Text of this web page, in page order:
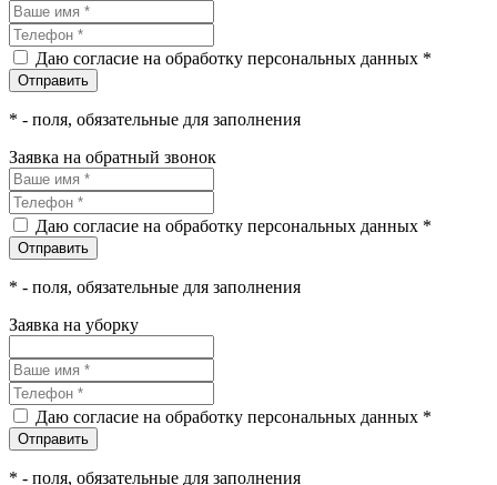
Даю согласие на обработку персональных данных *
* - поля, обязательные для заполнения
Заявка на обратный звонок
Даю согласие на обработку персональных данных *
* - поля, обязательные для заполнения
Заявка на уборку
Даю согласие на обработку персональных данных *
* - поля, обязательные для заполнения